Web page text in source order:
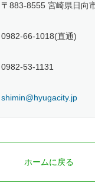
〒883-8555 宮崎県日向
0982-66-1018(直通)
0982-53-1131
shimin@hyugacity.jp
ホームに戻る